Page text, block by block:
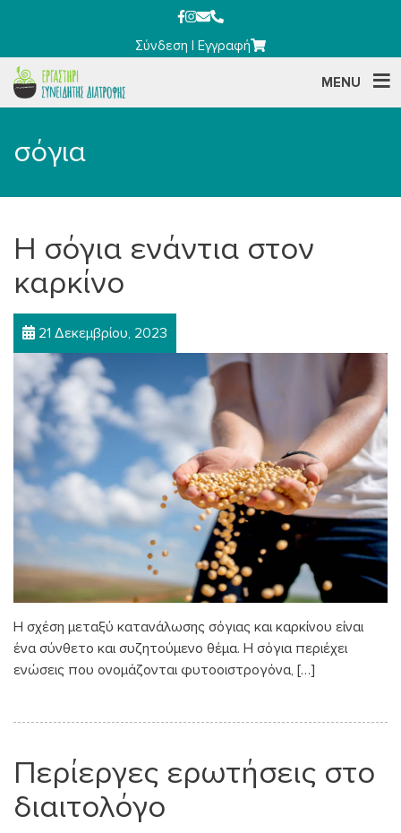
Σύνδεση |Εγγραφή
MENU
σόγια
Η σόγια ενάντια στον
καρκίνο
21 Δεκεμβρίου, 2023
Η σχέση μεταξύ κατανάλωσης σόγιας και καρκίνου είναι
ένα σύνθετο και συζητούμενο θέμα. Η σόγια περιέχει
ενώσεις που ονομάζονται φυτοοιστρογόνα, […]
Περίεργες ερωτήσεις στο
διαιτολόγο